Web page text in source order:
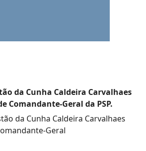
da Cunha Caldeira Carvalhaes
Comandante-Geral da PSP.
da Cunha Caldeira Carvalhaes
Geral